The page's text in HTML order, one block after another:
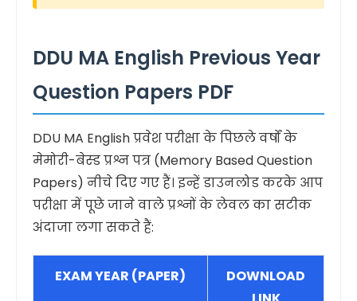
DDU MA English Previous Year
Question Papers PDF
DDU MA English प्रवेश परीक्षा के पिछले वर्षों के
मेमोरी-बेस्ड प्रश्न पत्र (Memory Based Question
Papers) नीचे दिए गए हैं। इन्हें डाउनलोड करके आप
परीक्षा में पूछे जाने वाले प्रश्नों के लेवल का सटीक
अंदाजा लगा सकते हैं:
EXAM YEAR (PAPER)
DOWNLOAD